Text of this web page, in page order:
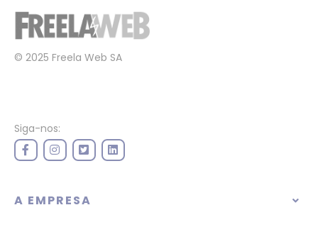
© 2025 Freela Web SA
Siga-nos:
A EMPRESA